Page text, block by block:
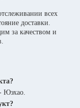
всех
доставки.
за качеством и
Юэхао.